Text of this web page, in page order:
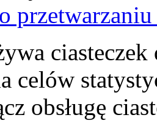
celów
obsługę